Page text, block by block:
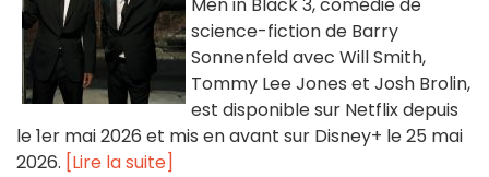
Men in Black 3, comédie de
science-fiction de Barry
Sonnenfeld avec Will Smith,
Tommy Lee Jones et Josh Brolin,
est disponible sur Netflix depuis
le 1er mai 2026 et mis en avant sur Disney+ le 25 mai
2026. [Lire la suite]